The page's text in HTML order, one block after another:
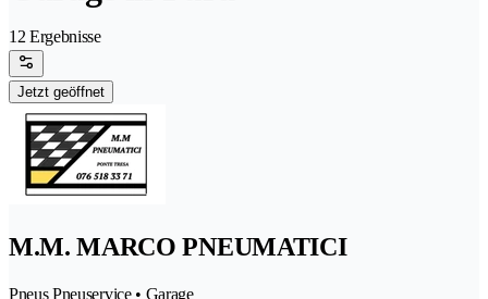
12 Ergebnisse
Jetzt geöffnet
M.M. MARCO PNEUMATICI
Pneus Pneuservice • Garage